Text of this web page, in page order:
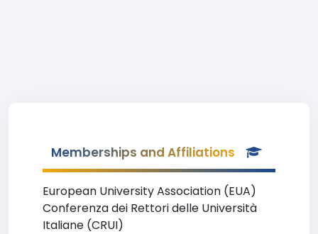
Memberships and Affiliations
European University Association (EUA)
Conferenza dei Rettori delle Università
Italiane (CRUI)